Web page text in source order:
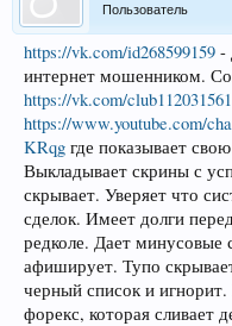
Пользователь
https://vk.com/id268599159 -
интернет мошенником.
https://vk.com/club112031561
https://www.youtube.com/
KRqg где показывает
Выкладывает скрины с
скрывает. Уверяет что
сделок. Имеет долги
редколе. Дает минусовые
афиширует. Тупо
черный список и
форекс, которая сливает